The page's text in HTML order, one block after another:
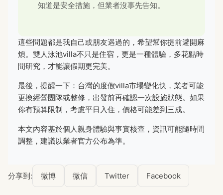
知道是安全措施，但業者沒事先告知。
這些問題都是我自己或朋友遇過的，希望幫你提前避開麻
煩。雙人泳池villa不只是住宿，更是一種體驗，多花點時
間研究，才能讓假期更完美。
最後，提醒一下：台灣的度假villa市場變化快，業者可能
更換經營團隊或整修，出發前再確認一次設施狀態。如果
你有預算限制，考慮平日入住，價格可能差到三成。
本文內容基於個人親身體驗與事實核查，資訊可能隨時間
調整，建議以業者官方公布為準。
分享到: 微博 微信 Twitter Facebook